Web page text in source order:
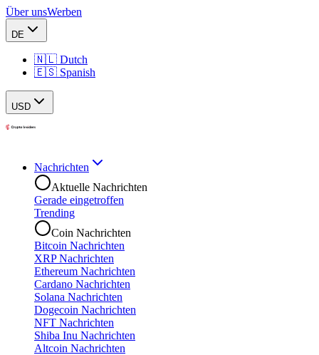
Über unsWerben
DE
🇳🇱 Dutch
🇪🇸 Spanish
USD
Nachrichten
Aktuelle Nachrichten
Gerade eingetroffen
Trending
Coin Nachrichten
Bitcoin Nachrichten
XRP Nachrichten
Ethereum Nachrichten
Cardano Nachrichten
Solana Nachrichten
Dogecoin Nachrichten
NFT Nachrichten
Shiba Inu Nachrichten
Altcoin Nachrichten